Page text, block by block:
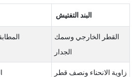
البند التفتيش
القطر الخارجي وسمك
الجدار
زاوية الانحناء ونصف قطر